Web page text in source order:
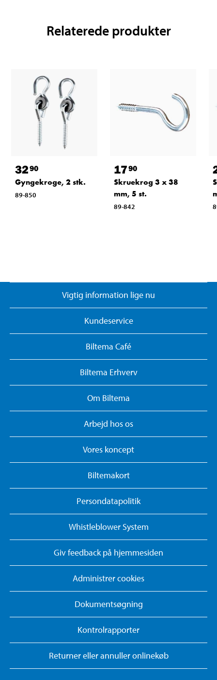
Relaterede produkter
3290
Gyngekroge, 2 stk.
89-850
1790
Skruekrog 3 x 38
mm, 5 st.
89-842
Vigtig information lige nu
Kundeservice
Biltema Café
Biltema Erhverv
Om Biltema
Arbejd hos os
Vores koncept
Biltemakort
Persondatapolitik
Whistleblower System
Giv feedback på hjemmesiden
Administrer cookies
Dokumentsøgning
Kontrolrapporter
Returner eller annuller onlinekøb